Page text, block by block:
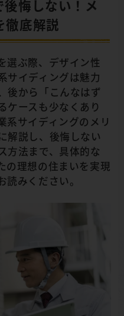
悔しない！メ
徹底解説
選ぶ際、デザイン性
サイディングは魅力
後から「こんなはず
ケースも少なくあり
系サイディングのメリ
解説し、後悔しない
方法まで、具体的な
の理想の住まいを実現
みください。